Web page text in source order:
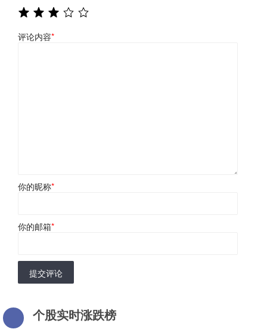
评论内容*
你的昵称*
你的邮箱*
提交评论
个股实时涨跌榜